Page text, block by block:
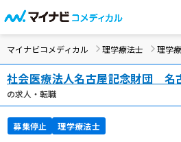
マイナビコメディカル 理学療法士 理学
社会医療法人名古屋記念財団 名
の求人・転職
募集停止 理学療法士